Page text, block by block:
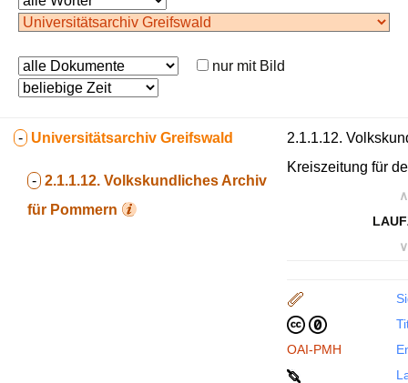
nur mit Bild
- Universitätsarchiv Greifswald
- 2.1.1.12. Volkskundliches Archiv
für Pommern
2.1.1.12.
Kreiszeitung für
∧
∨
OAI-PMH